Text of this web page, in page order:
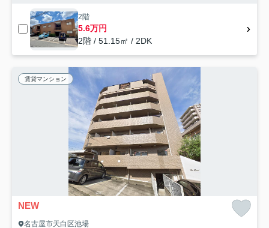
2階
5.6万円
2階 / 51.15㎡ / 2DK
賃貸マンション
NEW
名古屋市天白区池場